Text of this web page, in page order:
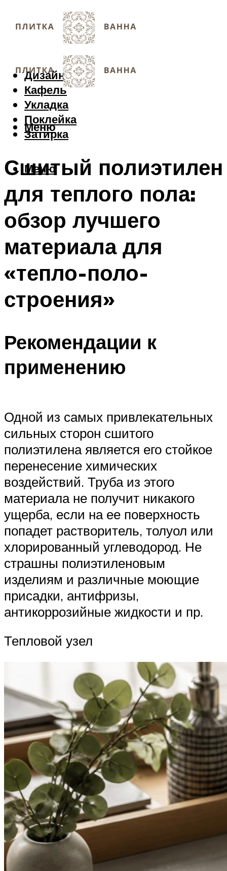
Дизайн
Кафель
Укладка
Поклейка
Затирка
Меню
Меню
Сшитый полиэтилен
для теплого пола:
обзор лучшего
материала для
«тепло-поло-
строения»
Рекомендации к
применению
Одной из самых привлекательных
сильных сторон сшитого
полиэтилена является его стойкое
перенесение химических
воздействий. Труба из этого
материала не получит никакого
ущерба, если на ее поверхность
попадет растворитель, толуол или
хлорированный углеводород. Не
страшны полиэтиленовым
изделиям и различные моющие
присадки, антифризы,
антикоррозийные жидкости и пр.
Тепловой узел